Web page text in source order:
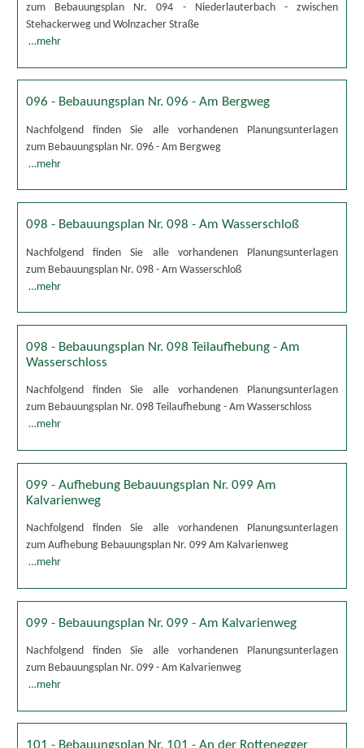
zum Bebauungsplan Nr. 094 - Niederlauterbach - zwischen
Stehackerweg und Wolnzacher Straße
…mehr
096 - Bebauungsplan Nr. 096 - Am Bergweg
Nachfolgend finden Sie alle vorhandenen Planungsunterlagen
zum Bebauungsplan Nr. 096 - Am Bergweg
…mehr
098 - Bebauungsplan Nr. 098 - Am Wasserschloß
Nachfolgend finden Sie alle vorhandenen Planungsunterlagen
zum Bebauungsplan Nr. 098 - Am Wasserschloß
…mehr
098 - Bebauungsplan Nr. 098 Teilaufhebung - Am
Wasserschloss
Nachfolgend finden Sie alle vorhandenen Planungsunterlagen
zum Bebauungsplan Nr. 098 Teilaufhebung - Am Wasserschloss
…mehr
099 - Aufhebung Bebauungsplan Nr. 099 Am
Kalvarienweg
Nachfolgend finden Sie alle vorhandenen Planungsunterlagen
zum Aufhebung Bebauungsplan Nr. 099 Am Kalvarienweg
…mehr
099 - Bebauungsplan Nr. 099 - Am Kalvarienweg
Nachfolgend finden Sie alle vorhandenen Planungsunterlagen
zum Bebauungsplan Nr. 099 - Am Kalvarienweg
…mehr